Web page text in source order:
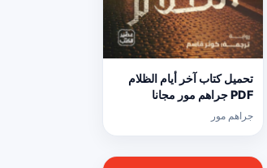
تحميل كتاب آخر أيام الظلام
PDF جراهم مور مجانا
جراهم مور